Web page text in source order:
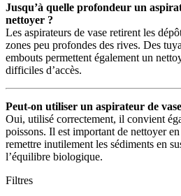
Jusqu’à quelle profondeur un
nettoyer ?
Les aspirateurs de vase retirent les
zones peu profondes des rives. Des
embouts permettent également un
difficiles d’accès.
Peut-on utiliser un aspirateur de
Oui, utilisé correctement, il convient
poissons. Il est important de nettoyer
remettre inutilement les sédiments en
l’équilibre biologique.
Filtres